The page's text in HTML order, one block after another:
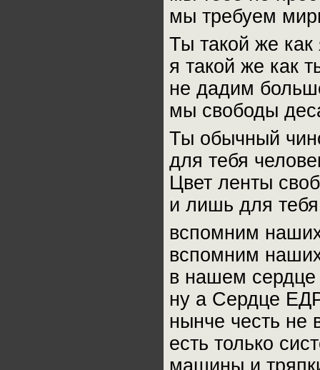
мы требуем
Ты такой же как
я такой же как
не дадим
мы свободы
Ты обычный
для тебя
Цвет ленты
и лишь для
вспомним
вспомним
в нашем сердце
ну а Сердце
нынче честь не
есть только
машины и